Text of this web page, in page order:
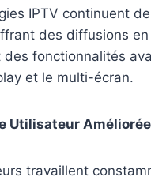
IPTV continuent de
des diffusions
des fonctionnalités
et le multi-écran.
Utilisateur Améliorée
travaillent